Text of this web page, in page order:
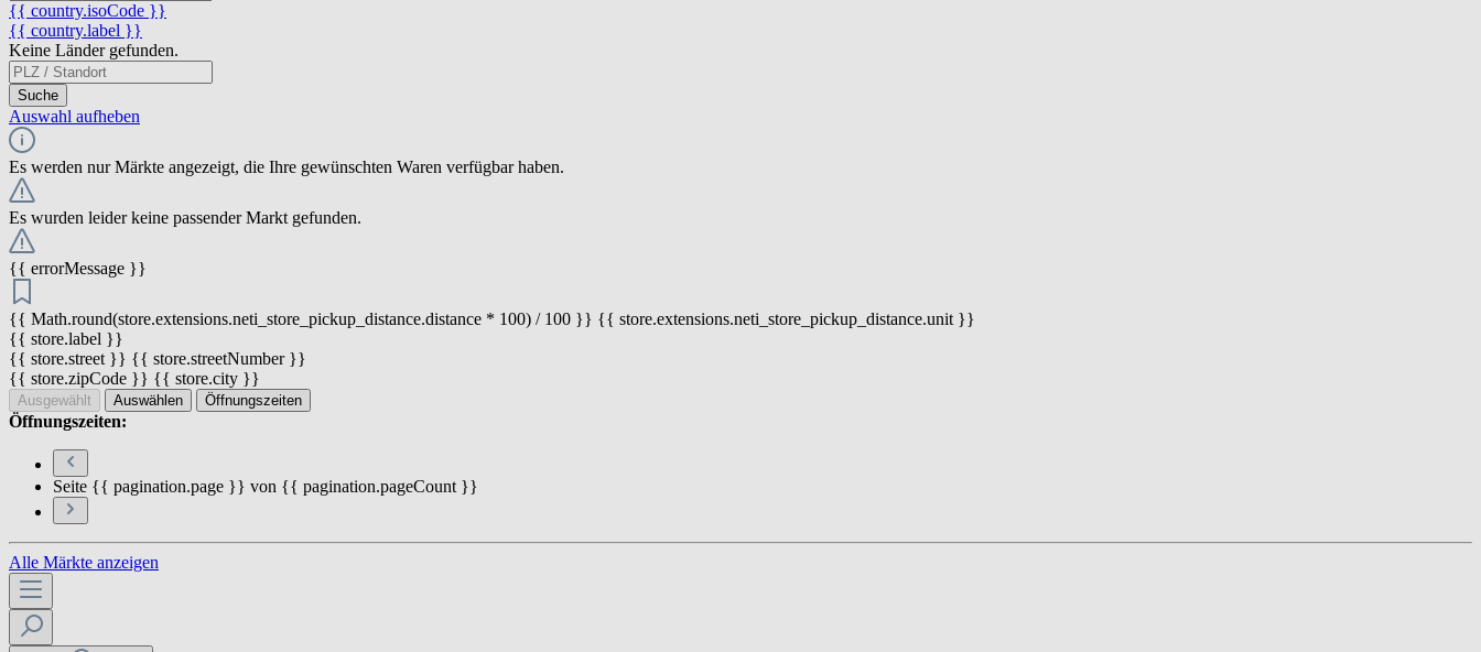
{{ country.isoCode }}
{{ country.label }}
Keine Länder gefunden.
Suche
Auswahl aufheben
Es werden nur Märkte angezeigt, die Ihre gewünschten Waren verfügbar haben.
Es wurden leider keine passender Markt gefunden.
{{ errorMessage }}
{{ Math.round(store.extensions.neti_store_pickup_distance.distance * 100) / 100 }} {{ store.extensions.neti_store_pickup_distance.unit }}
{{ store.label }}
{{ store.street }} {{ store.streetNumber }}
{{ store.zipCode }} {{ store.city }}
Ausgewählt Auswählen Öffnungszeiten
Öffnungszeiten:
Seite {{ pagination.page }} von {{ pagination.pageCount }}
Alle Märkte anzeigen